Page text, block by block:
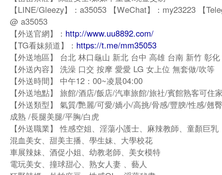
【LINE/Gleezy】：a35053 【WeChat】：my23223 【
@ a35053
【外送官網】： http://www.uu8892.com/
【TG看妹頻道】： https://t.me/mm35053
【外送地區】 台北 林口龜山 新北 台中 高雄 台南 新竹 彰
【外送內容】 洗澡 口交 按摩 愛愛 LG 女上位 無套做/吹等
【外送時間】 中午12：00~凌晨04:00
【外送地點】 旅館/酒店/飯店/汽車旅館/旅社/賓館熟客可住
【外送類型】 氣質/艷麗/可愛/嬌小/高挑/骨感/豐腴/性感/翹
成熟 /長腿美腿/平胸/白虎
【外送職業】 性感空姐、淫蕩小護士、麻辣教師、童顏巨乳
混血美女、甜美主播、學生妹、大學校花
車展辣妹、酒促小姐、幼教老師、美女模特
電玩美女、撞球甜心、熟女人妻 、藝人